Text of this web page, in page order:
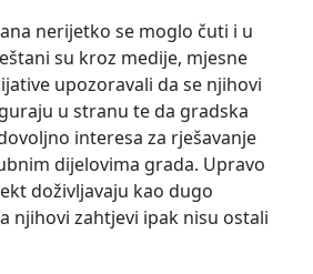
nerijetko se moglo čuti i u
su kroz medije, mjesne
upozoravali da se njihovi
u stranu te da gradska
interesa za rješavanje
dijelovima grada. Upravo
doživljavaju kao dugo
njihovi zahtjevi ipak nisu ostali